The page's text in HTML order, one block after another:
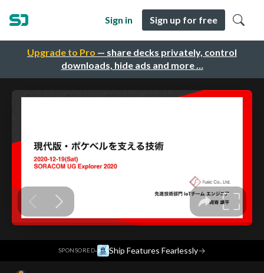
Upgrade to Pro — share decks privately, control
downloads, hide ads and more …
Sign in Sign up for free
SPONSORED· Ship Features Fearlessly→